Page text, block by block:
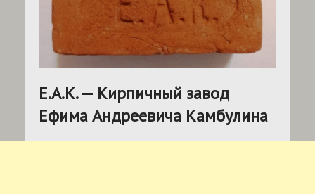
Е.А.К. — Кирпичный завод
Ефима Андреевича Камбулина